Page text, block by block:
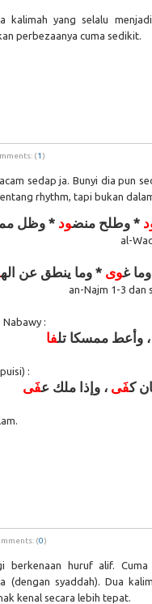
kalimah yang selalu
perbezaanya cuma sedikit.
(1 )
sedap ja. Bunyi dia pun
rhythm, tapi bukan
* وطلح منضود * وظل
al-
غوى * وما ينطق عن اله
an-Najm 1-3 dan
:
، وأعط ممسكا تلفا
:
كفَى ، وإذا ملك عفَى
(0)
berkenaan huruf alif.
(dengan syaddah). Dua
kenal secara lebih tepat.